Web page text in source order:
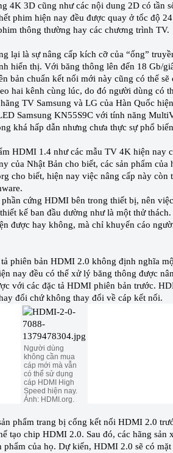
4K 3D cũng như các nội dung 2D có tần
phim hiện nay đều được quay ở tốc độ
thông thường hay các chương trình TV.
lại là sự nâng cấp kích cỡ của “ống”
hiển thị. Với băng thông lên đến 18 Gb/
bản chuẩn kết nối mới này cũng có thể sẽ
hai kênh cùng lúc, do đó người dùng có
TV Samsung và LG của Hàn Quốc
Samsung KN55S9C với tính năng
khá hấp dẫn nhưng chưa thực sự phổ
HDMI 1.4 như các mẫu TV 4K hiện nay
của Nhật Bản cho biết, các sản phẩm của
cho biết, hiện nay việc nâng cấp này còn
cứng HDMI bên trong thiết bị, nên
kế ban đầu dường như là một thử
được hay không, mà chỉ khuyến cáo
phiên bản HDMI 2.0 không định nghĩa
nay đều có thể xử lý băng thông được
với các đặc tả HDMI phiên bản trước.
đổi chứ không thay đổi về cáp kết nối.
Người dùng
không cần mua
cáp mới mà vẫn
có thể sử dụng
cáp HDMI High
Speed hiện nay.
Ảnh: HDMI.org.
phẩm trang bị cổng kết nối HDMI 2.0
tạo chip HDMI 2.0. Sau đó, các hãng sản
của họ. Dự kiến, HDMI 2.0 sẽ có